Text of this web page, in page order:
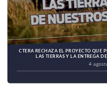
CTERA RECHAZA EL PROYECTO QUE
LAS TIERRAS Y LA ENTREGA
4